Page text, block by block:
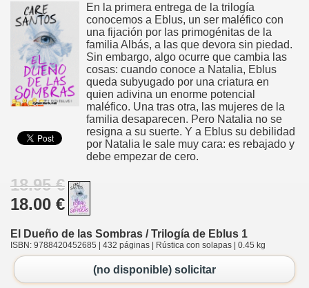
En la primera entrega de la trilogía
conocemos a Eblus, un ser maléfico con
una fijación por las primogénitas de la
familia Albás, a las que devora sin piedad.
Sin embargo, algo ocurre que cambia las
cosas: cuando conoce a Natalia, Eblus
queda subyugado por una criatura en
quien adivina un enorme potencial
maléfico. Una tras otra, las mujeres de la
familia desaparecen. Pero Natalia no se
resigna a su suerte. Y a Eblus su debilidad
por Natalia le sale muy cara: es rebajado y
debe empezar de cero.
18.95 €
18.00 €
El Dueño de las Sombras / Trilogía de Eblus 1
ISBN: 9788420452685 | 432 páginas | Rústica con solapas | 0.45 kg
(no disponible) solicitar